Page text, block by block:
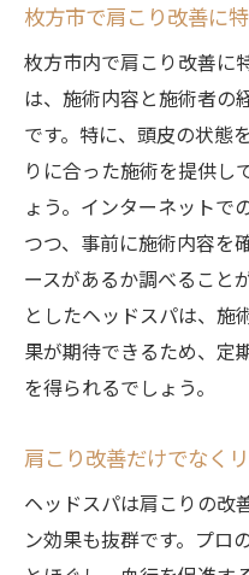
枚方市で肩こり改善に
枚方市内で肩こり改善に
は、施術内容と施術者の
です。特に、頭皮の状態
りに合った施術を提供し
ょう。インターネットで
つつ、事前に施術内容を
ースがあるか調べること
としたヘッドスパは、施
果が期待できるため、定
を得られるでしょう。
肩こり改善だけでなく
ヘッドスパは肩こりの改
ン効果も抜群です。プロ